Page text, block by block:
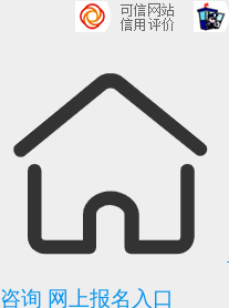
咨询 网上报名入口